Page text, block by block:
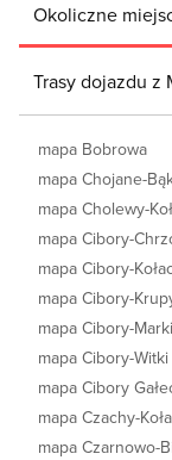
Okoliczne
Trasy dojazdu z
mapa Bobrowa
mapa Chojane-
mapa Cholewy-
mapa Cibory-
mapa Cibory-
mapa Cibory-
mapa Cibory-Marki
mapa Cibory-Witki
mapa Cibory
mapa Czachy-
mapa Czarnowo-